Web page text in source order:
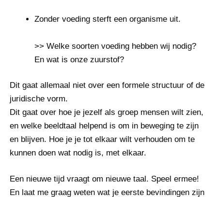
Zonder voeding sterft een organisme uit.
>> Welke soorten voeding hebben wij nodig?
En wat is onze zuurstof?
Dit gaat allemaal niet over een formele structuur of de
juridische vorm.
Dit gaat over hoe je jezelf als groep mensen wilt zien,
en welke beeldtaal helpend is om in beweging te zijn
en blijven. Hoe je je tot elkaar wilt verhouden om te
kunnen doen wat nodig is, met elkaar.
Een nieuwe tijd vraagt om nieuwe taal. Speel ermee!
En laat me graag weten wat je eerste bevindingen zijn